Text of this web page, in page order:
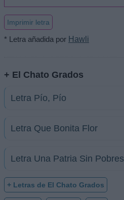
Imprimir letra
* Letra añadida por Hawli
+ El Chato Grados
Letra Pío, Pío
Letra Que Bonita Flor
Letra Una Patria Sin Pobres
+ Letras de El Chato Grados